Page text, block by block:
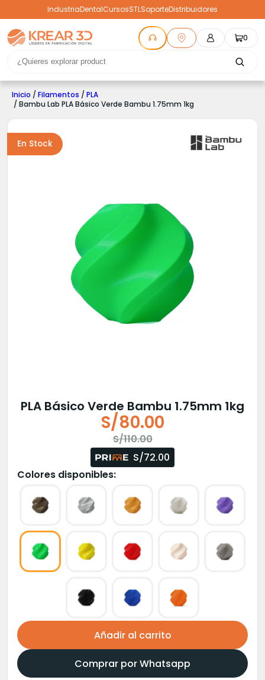
IndustriaDentalCursosSTLSoporteDistribuidores
0
Inicio / Filamentos / PLA
/ Bambu Lab PLA Básico Verde Bambu 1.75mm 1kg
En Stock
PLA Básico Verde Bambu 1.75mm 1kg
S/110.00
original
S/110.00.
S/80.00
actual
S/80.00.
S/72.00
Colores disponibles:
Añadir al carrito
Comprar por Whatsapp